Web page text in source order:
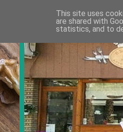
This site uses
are shared with
statistics, and to